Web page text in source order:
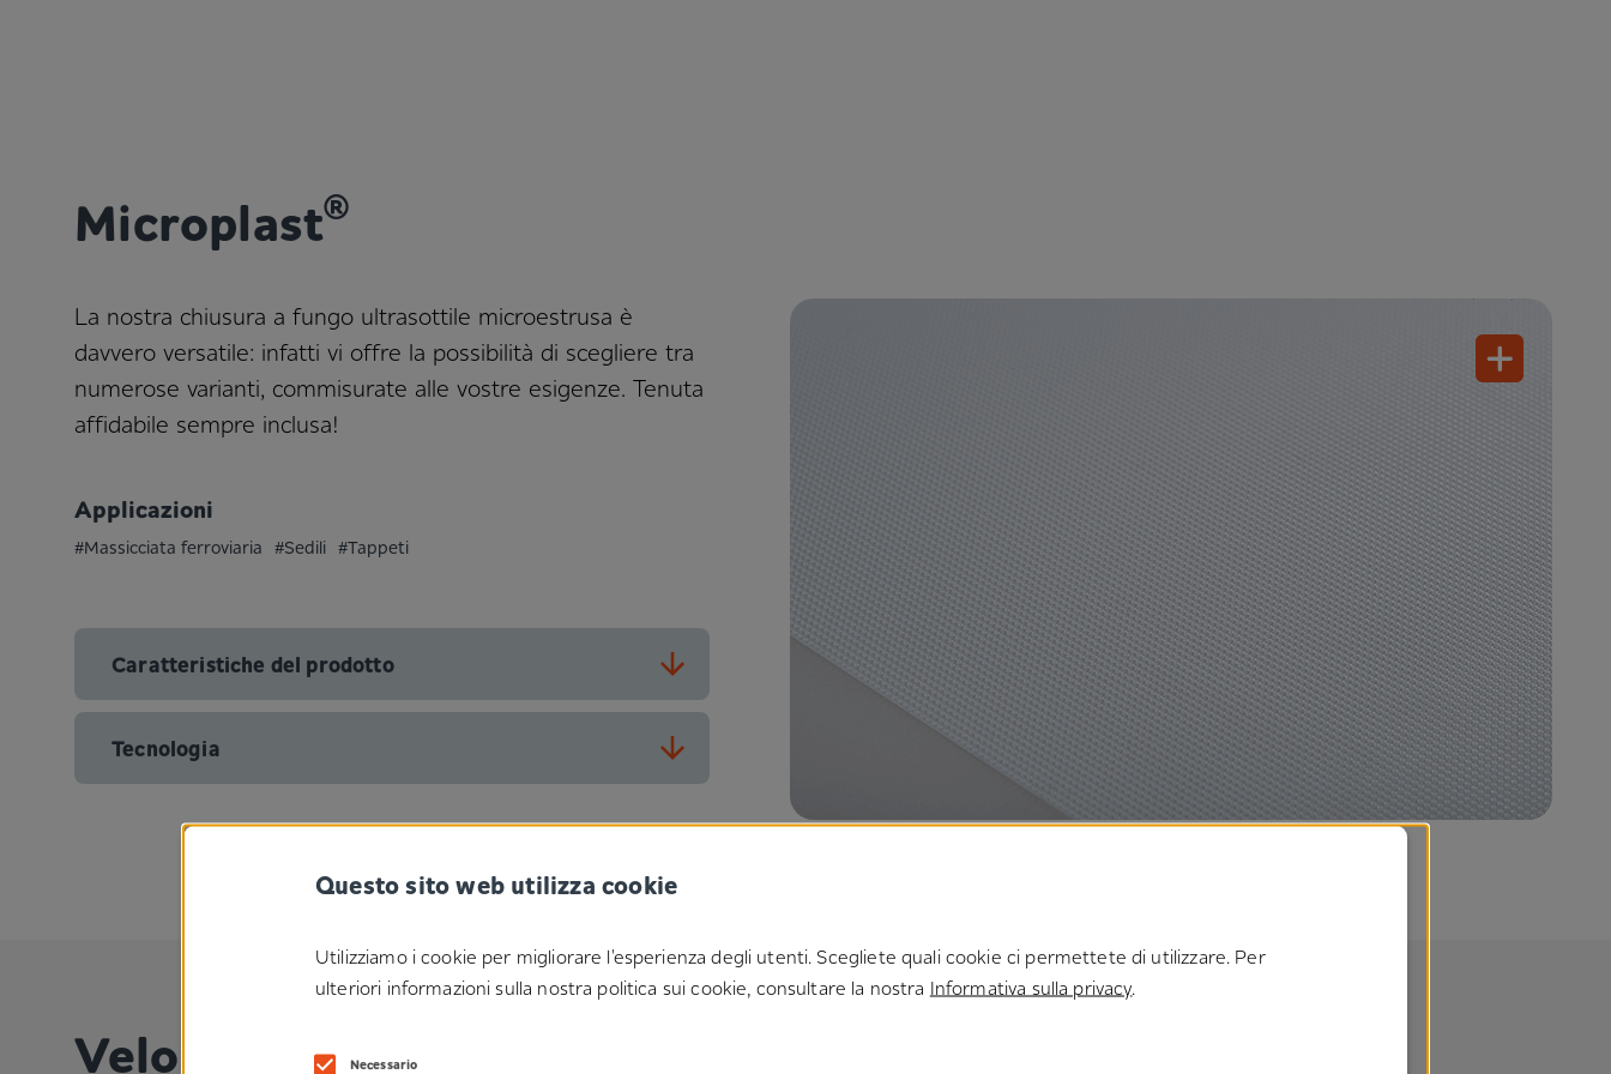
Microplast®
La nostra chiusura a fungo ultrasottile microestrusa è
davvero versatile: infatti vi offre la possibilità di scegliere tra
numerose varianti, commisurate alle vostre esigenze. Tenuta
affidabile sempre inclusa!
Applicazioni
#Massicciata ferroviaria #Sedili #Tappeti
Caratteristiche del prodotto
Tecnologia
Velours
Questo sito web utilizza cookie
Utilizziamo i cookie per migliorare l'esperienza degli utenti. Scegliete quali cookie ci permettete di utilizzare. Per
ulteriori informazioni sulla nostra politica sui cookie, consultare la nostra Informativa sulla privacy.
Necessario